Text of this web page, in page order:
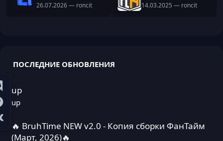
26.07.2026— roncit 14.03.2025 — roncit
ПОСЛЕДНИЕ ОБНОВЛЕНИЯ
up
up
🔥 BruhTime NEW v2.0 - Копия сборки ФанТайм
(Март, 2026)🔥